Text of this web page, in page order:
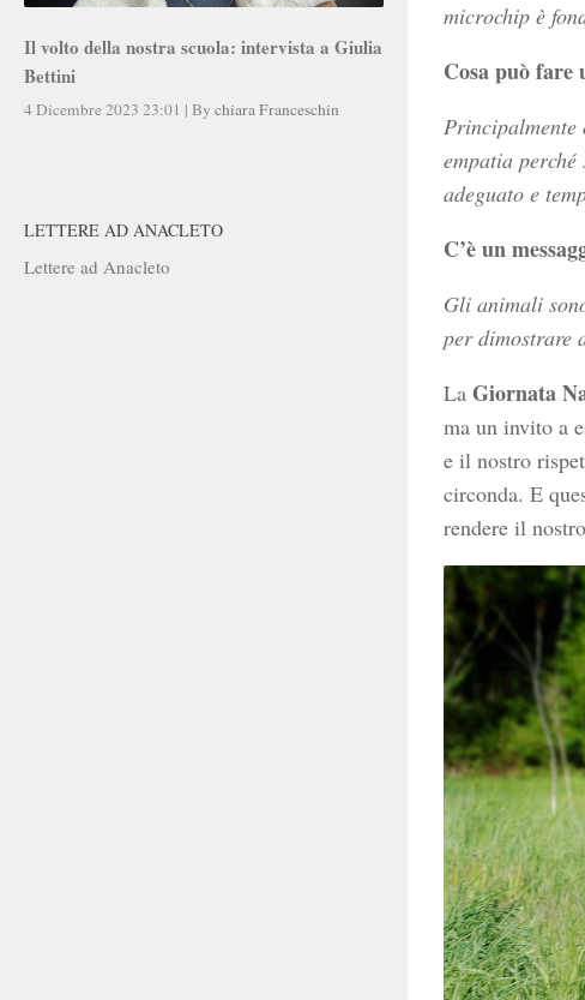
microchip è
Cosa può fare
empatia
adeguato e
C’è un
Gli animali
per dimostrare
La Giornata
ma un invito a
e il nostro
circonda. E
rendere il
Il volto della nostra scuola: intervista a Giulia
Bettini
4 Dicembre 2023 23:01 | By chiara Franceschin
LETTERE AD ANACLETO
Lettere ad Anacleto